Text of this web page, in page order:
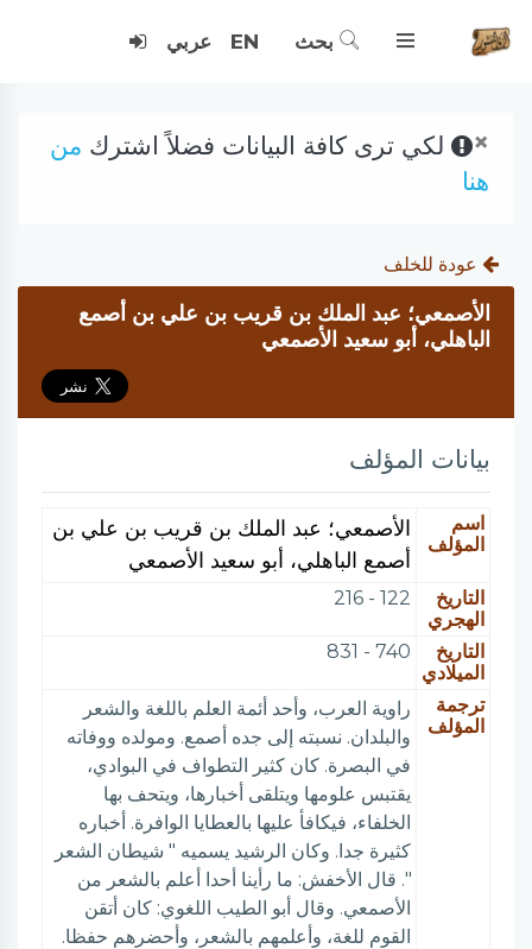
بحث EN عربي
× لكي ترى كافة البيانات فضلاً اشترك من
هنا
عودة للخلف
الأصمعي؛ عبد الملك بن قريب بن علي بن أصمع
الباهلي، أبو سعيد الأصمعي
بيانات المؤلف
اسم
المؤلف
الأصمعي؛ عبد الملك بن قريب بن علي بن
أصمع الباهلي، أبو سعيد الأصمعي
التاريخ
الهجري
122 - 216
التاريخ
الميلادي
740 - 831
ترجمة
المؤلف
راوية العرب، وأحد أئمة العلم باللغة والشعر
والبلدان. نسبته إلى جده أصمع. ومولده ووفاته
في البصرة. كان كثير التطواف في البوادي،
يقتبس علومها ويتلقى أخبارها، ويتحف بها
الخلفاء، فيكافأ عليها بالعطايا الوافرة. أخباره
كثيرة جدا. وكان الرشيد يسميه " شيطان الشعر
". قال الأخفش: ما رأينا أحدا أعلم بالشعر من
الأصمعي. وقال أبو الطيب اللغوي: كان أتقن
القوم للغة، وأعلمهم بالشعر، وأحضرهم حفظا.